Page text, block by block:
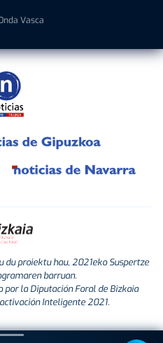
Vasca
proiektu hau, 2021eko Suspertze
barruan.
por la Diputación Foral de Bizkaia
Inteligente 2021.